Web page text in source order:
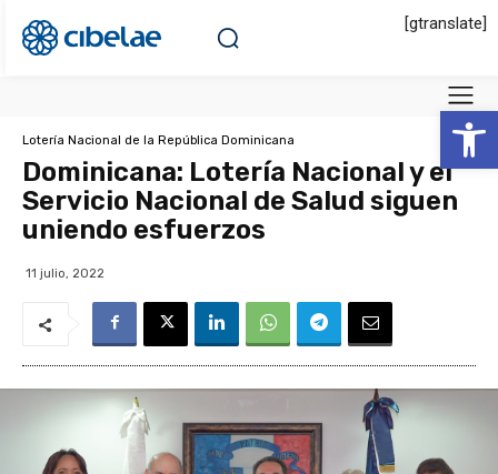
Abrir
[gtranslate]
Lotería Nacional de la República Dominicana
Dominicana: Lotería Nacional y el
Servicio Nacional de Salud siguen
uniendo esfuerzos
11 julio, 2022